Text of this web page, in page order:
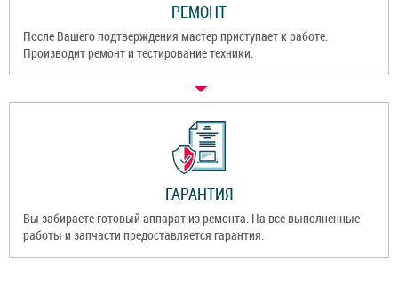
РЕМОНТ
После Вашего подтверждения мастер приступает к работе.
Производит ремонт и тестирование техники.
ГАРАНТИЯ
Вы забираете готовый аппарат из ремонта. На все выполненные
работы и запчасти предоставляется гарантия.